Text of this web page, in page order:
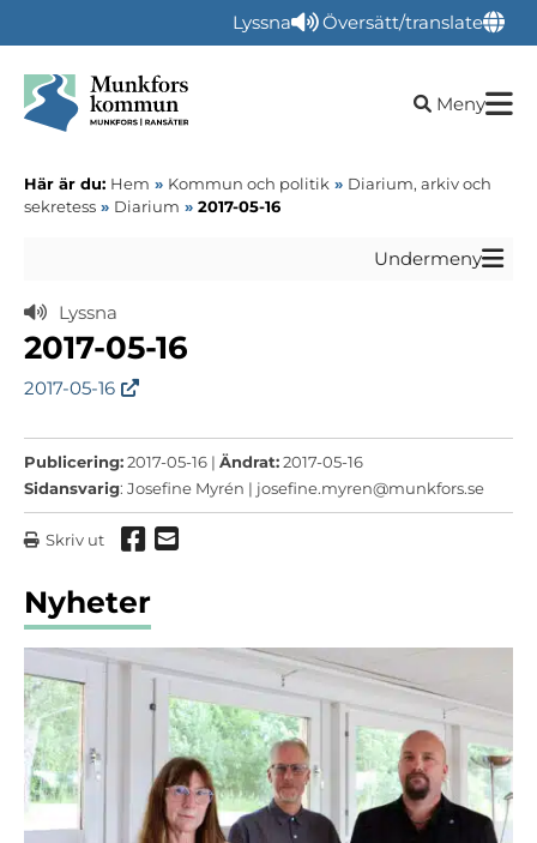
Lyssna Översätt/translate
Öppna
Meny
Här är du: Hem » Kommun och politik » Diarium, arkiv och
sekretess » Diarium » 2017-05-16
Undermeny
Lyssna
2017-05-16
2017-05-16
Publicering:2017-05-16 | Ändrat:2017-05-16
Sidansvarig: Josefine Myrén | josefine.myren@munkfors.se
Skriv ut Dela via Facebook
Dela via mail
Nyheter